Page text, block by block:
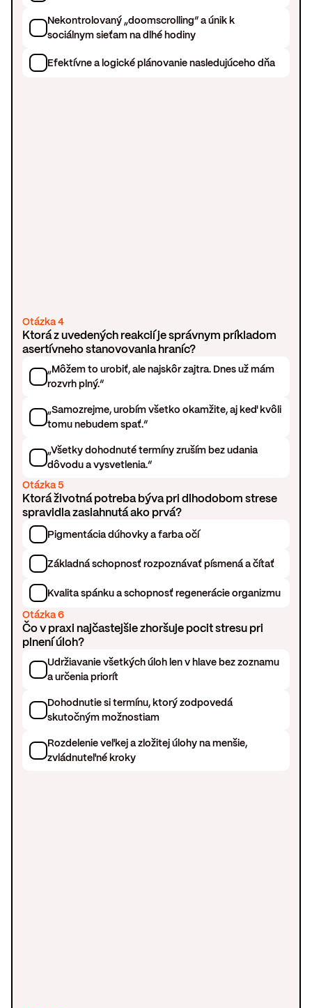
Nekontrolovaný „doomscrolling“ a únik k
sociálnym sieťam na dlhé hodiny
Efektívne a logické plánovanie nasledujúceho dňa
Otázka 4
Ktorá z uvedených reakcií je správnym príkladom
asertívneho stanovovania hraníc?
„Môžem to urobiť, ale najskôr zajtra. Dnes už mám
rozvrh plný.“
„Samozrejme, urobím všetko okamžite, aj keď kvôli
tomu nebudem spať.“
„Všetky dohodnuté termíny zruším bez udania
dôvodu a vysvetlenia.“
Otázka 5
Ktorá životná potreba býva pri dlhodobom strese
spravidla zasiahnutá ako prvá?
Pigmentácia dúhovky a farba očí
Základná schopnosť rozpoznávať písmená a čítať
Kvalita spánku a schopnosť regenerácie organizmu
Otázka 6
Čo v praxi najčastejšie zhoršuje pocit stresu pri
plnení úloh?
Udržiavanie všetkých úloh len v hlave bez zoznamu
a určenia priorít
Dohodnutie si termínu, ktorý zodpovedá
skutočným možnostiam
Rozdelenie veľkej a zložitej úlohy na menšie,
zvládnuteľné kroky